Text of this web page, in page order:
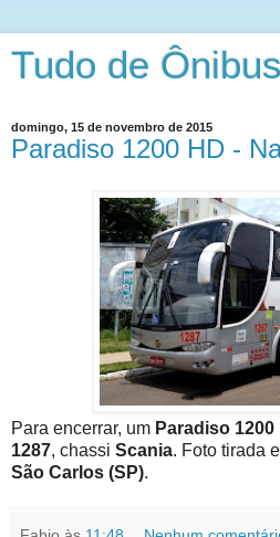
Tudo de Ônibus
domingo, 15 de novembro de 2015
Paradiso 1200 HD -
Para encerrar, um Paradiso 1200
1287, chassi Scania. Foto tirada
São Carlos (SP).